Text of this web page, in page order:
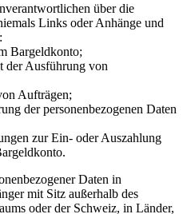
über die
Links oder Anhänge und
Bargeldkonto;
der Ausführung von
Aufträgen;
der personenbezogenen Daten
zur Ein- oder Auszahlung
Daten in
mit Sitz außerhalb des
oder der Schweiz, in Länder,